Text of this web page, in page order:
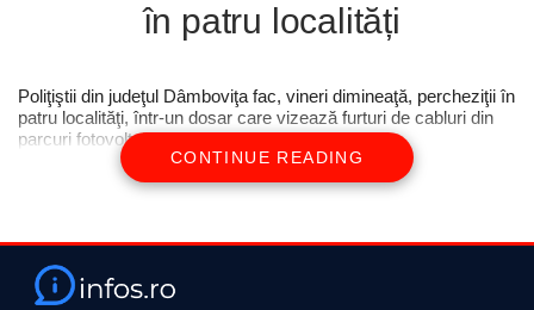
în patru localități
Poliţiştii din judeţul Dâmboviţa fac, vineri dimineaţă, percheziţii în
patru localităţi, într-un dosar care vizează furturi de cabluri din
parcuri fotovoltaice
CONTINUE READING